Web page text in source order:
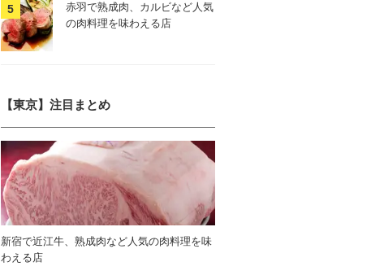
赤羽で熟成肉、カルビなど人気
の肉料理を味わえる店
【東京】注目まとめ
新宿で近江牛、熟成肉など人気の肉料理を味
わえる店